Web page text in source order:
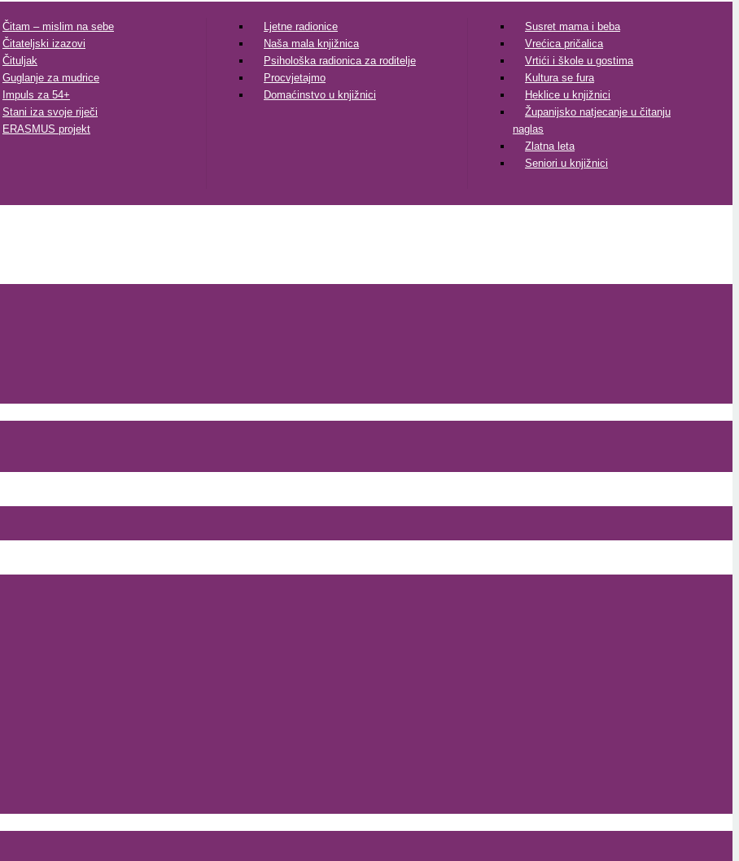
Čitam – mislim na sebe
Čitateljski izazovi
Čituljak
Guglanje za mudrice
Impuls za 54+
Stani iza svoje riječi
ERASMUS projekt
Ljetne radionice
Naša mala knjižnica
Psihološka radionica za roditelje
Procvjetajmo
Domaćinstvo u knjižnici
Susret mama i beba
Vrećica pričalica
Vrtići i škole u gostima
Kultura se fura
Heklice u knjižnici
Županijsko natjecanje u čitanju
naglas
Zlatna leta
Seniori u knjižnici